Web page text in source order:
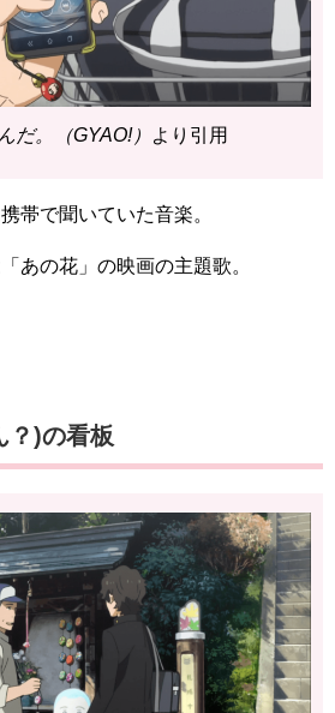
だ。（GYAO!） より引用
帯で聞いていた音楽。
あの花」の映画の主題歌。
？)の看板